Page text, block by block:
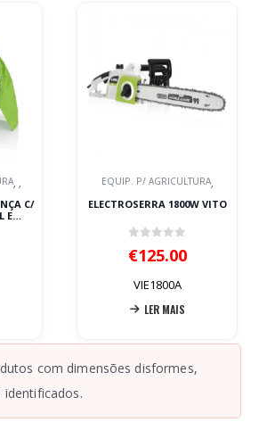
, ,
C/
E
EQUIP. P/ AGRICULTURA,
ELECTROSERRA 1800W VITO
€125.00
VIE1800A
LER MAIS
com dimensões disformes,
identificados.